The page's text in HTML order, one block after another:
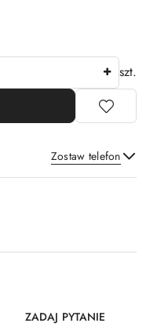
szt.
Zostaw telefon
ZADAJ PYTANIE